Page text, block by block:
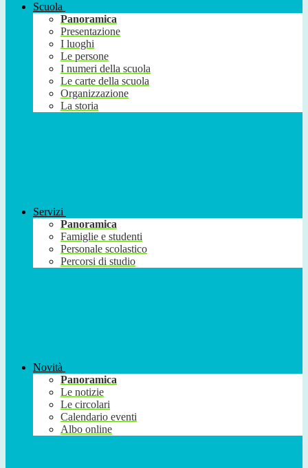
Scuola
Panoramica
Presentazione
I luoghi
Le persone
I numeri della scuola
Le carte della scuola
Organizzazione
La storia
Servizi
Panoramica
Famiglie e studenti
Personale scolastico
Percorsi di studio
Novità
Panoramica
Le notizie
Le circolari
Calendario eventi
Albo online